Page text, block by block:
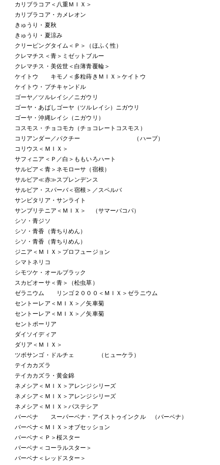
カリブラコア＜八重ＭＩＸ＞
カリブラコア・カメレオン
きゅうり・夏秋
きゅうり・夏涼み
クリーピングタイム＜Ｐ＞（ほふく性）
クレマチス＜青＞ミゼットブルー
クレマチス・美佐世＜白薄青覆輪＞
ケイトウ キモノ＜多粒蒔きＭＩＸ＞ケイトウ
ケイトウ・プチキャンドル
ゴーヤ／ツルレイシ／ニガウリ
ゴーヤ・あばしゴーヤ（ツルレイシ）ニガウリ
ゴーヤ・沖縄レイシ（ニガウリ）
コスモス・チョコモカ（チョコレートコスモス）
コリアンダー／パクチー （ハーブ）
コリウス＜ＭＩＸ＞
サフィニア＜Ｐ／白＞ももいろハート
サルビア＜青＞ネモローサ（宿根）
サルビア≪赤≫スプレンデンス
サルビア・スパーバ＜宿根＞／スペルバ
サンビタリア・サンライト
サンブリテニア＜ＭＩＸ＞ （サマーバコパ）
シソ・青ジソ
シソ・青香（青ちりめん）
シソ・青香（青ちりめん）
ジニア＜ＭＩＸ＞プロフュージョン
シマトネリコ
シモツケ・オールブラック
スカビオーサ＜青＞（松虫草）
ゼラニウム リンゴ２０００＜ＭＩＸ＞ゼラニウム
セントーレア＜ＭＩＸ＞／矢車菊
セントーレア＜ＭＩＸ＞／矢車菊
セントポーリア
ダイソイディア
ダリア＜ＭＩＸ＞
ツボサンゴ・ドルチェ （ヒューケラ）
テイカカズラ
テイカカズラ・黄金錦
ネメシア＜ＭＩＸ＞アレンジシリーズ
ネメシア＜ＭＩＸ＞アレンジシリーズ
ネメシア＜ＭＩＸ＞パステシア
バーベナ スーパーベナ・アイストゥインクル （バーベナ）
バーベナ＜ＭＩＸ＞オブセッション
バーベナ＜Ｐ＞桜スター
バーベナ＜コーラルスター＞
バーベナ＜レッドスター＞